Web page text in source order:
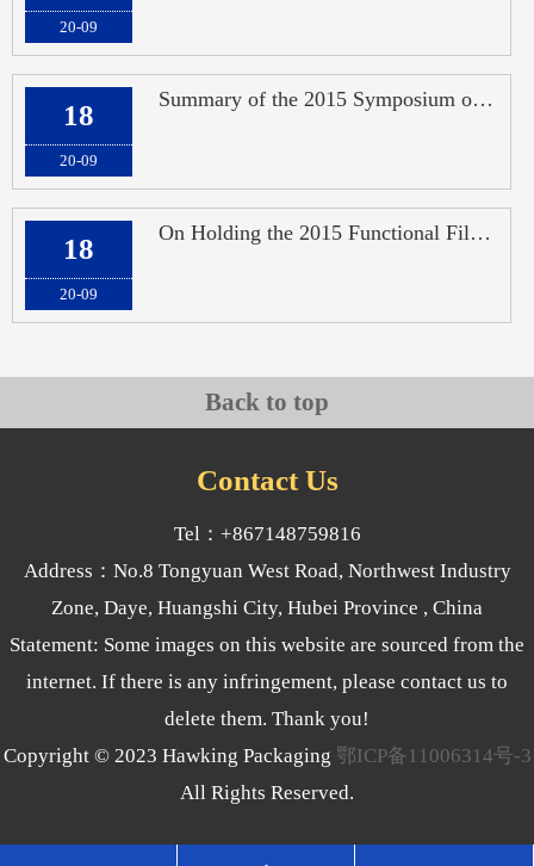
20-09
18
20-09
Summary of the 2015 Symposium on Market and Technology Development in the Functi
18
20-09
On Holding the 2015 Functional Film Industry Market and Technology Development S
Back to top
Contact Us
Tel：+867148759816
Address：No.8 Tongyuan West Road, Northwest Industry
Zone, Daye, Huangshi City, Hubei Province , China
Statement: Some images on this website are sourced from the
internet. If there is any infringement, please contact us to
delete them. Thank you!
Copyright © 2023 Hawking Packaging 鄂ICP备11006314号-3
All Rights Reserved.